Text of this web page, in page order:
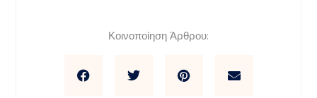
Κοινοποίηση Άρθρου: